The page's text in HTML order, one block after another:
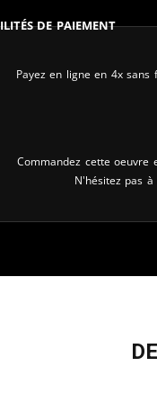
de paiement
Payez en ligne en 4x sans
Commandez cette oeuvre
N'hésitez pas à